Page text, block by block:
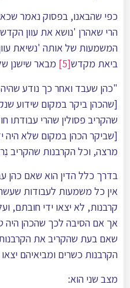
כפי שהבאנו, בפסוק נאמר
הרי שאהרן 'נושא את עוון
המשמעות של אותה 'נשיאת
ביאת מקדש[5]
מבאר שישנן
"כהן שעבד ואחר כך נודע
[שהכהן ביקר במקום שידוע
שהקריב פסולין שהרי עבודתו
[שביקר הכהן במקום שלא היה
מרצה, וכל הקרבנות שהקריב
בדרך כלל הדין הוא שאם
אין כל משמעות לעבודות
קרבנות, לא יצאו ידי חובתם,
אך אם הסיבה לכך שהכהן היה
שאם בעת שהקריב את
הקרבנות כשרים ומביאיהם
מצב שני הוא: